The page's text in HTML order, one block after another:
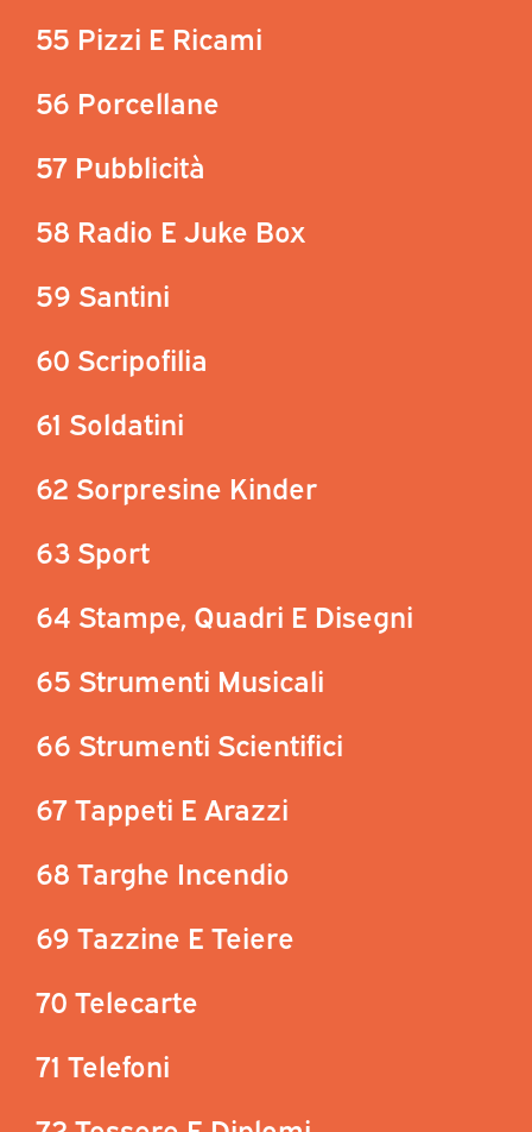
55 Pizzi E Ricami
56 Porcellane
57 Pubblicità
58 Radio E Juke Box
59 Santini
60 Scripofilia
61 Soldatini
62 Sorpresine Kinder
63 Sport
64 Stampe, Quadri E Disegni
65 Strumenti Musicali
66 Strumenti Scientifici
67 Tappeti E Arazzi
68 Targhe Incendio
69 Tazzine E Teiere
70 Telecarte
71 Telefoni